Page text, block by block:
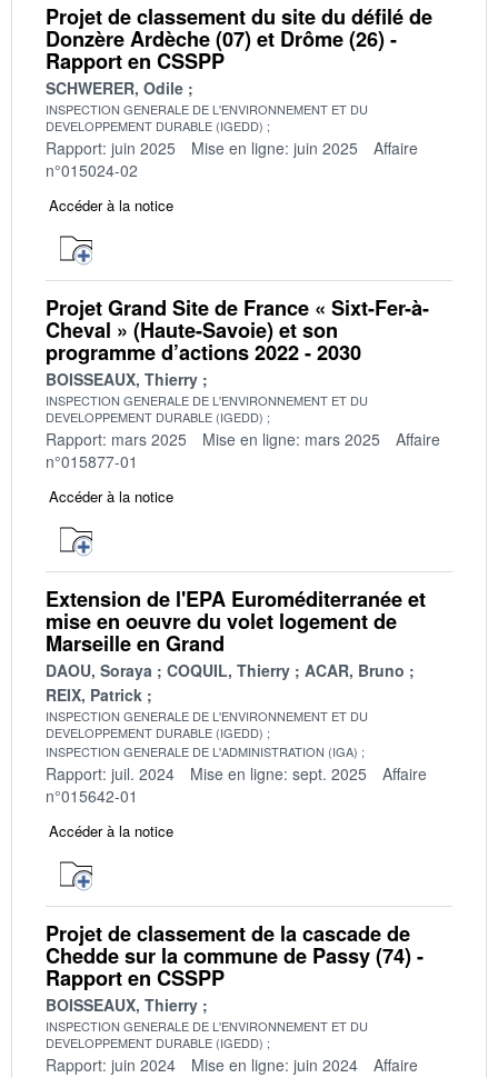
Projet de classement du site du défilé de
Donzère Ardèche (07) et Drôme (26) -
Rapport en CSSPP
SCHWERER, Odile
INSPECTION GENERALE DE L'ENVIRONNEMENT ET DU
DEVELOPPEMENT DURABLE (IGEDD)
Rapport: juin 2025 Mise en ligne: juin 2025
Affaire
n°015024-02
Accéder à la notice
Projet Grand Site de France « Sixt-Fer-à-
Cheval » (Haute-Savoie) et son
programme d’actions 2022 - 2030
BOISSEAUX, Thierry
INSPECTION GENERALE DE L'ENVIRONNEMENT ET DU
DEVELOPPEMENT DURABLE (IGEDD)
Rapport: mars 2025 Mise en ligne: mars 2025
Affaire
n°015877-01
Accéder à la notice
Extension de l'EPA Euroméditerranée et
mise en oeuvre du volet logement de
Marseille en Grand
DAOU, Soraya COQUIL, Thierry
ACAR, Bruno
REIX, Patrick
INSPECTION GENERALE DE L'ENVIRONNEMENT ET DU
DEVELOPPEMENT DURABLE (IGEDD)
INSPECTION GENERALE DE L'ADMINISTRATION (IGA)
Rapport: juil. 2024 Mise en ligne: sept. 2025
Affaire
n°015642-01
Accéder à la notice
Projet de classement de la cascade de
Chedde sur la commune de Passy (74) -
Rapport en CSSPP
BOISSEAUX, Thierry
INSPECTION GENERALE DE L'ENVIRONNEMENT ET DU
DEVELOPPEMENT DURABLE (IGEDD)
Rapport: juin 2024 Mise en ligne: juin 2024
Affaire